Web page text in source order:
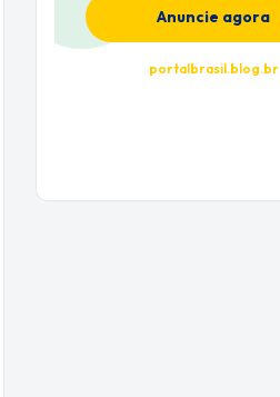
Anuncie agora
portalbrasil.blog.br